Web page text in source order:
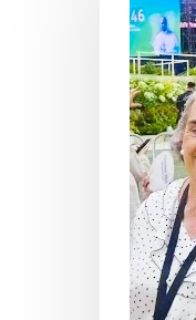
cielo!